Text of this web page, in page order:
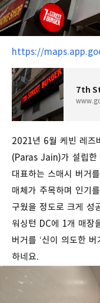
https://
2021년 6월 케빈 레즈
(Paras Jain)가 설립한
대표하는 스매시 버거를
매체가 주목하며 인기를
구웠을 정도로 크게 성
워싱턴 DC에 1개 매장
버거를 ‘신이 의도한 버
하네요.